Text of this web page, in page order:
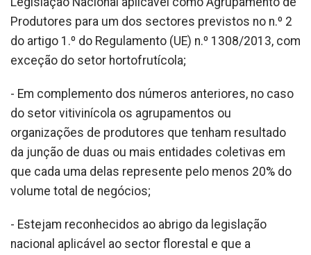
Produtores para um dos sectores previstos no n.º 2
do artigo 1.º do Regulamento (UE) n.º 1308/2013, com
exceção do setor hortofrutícola;
- Em complemento dos números anteriores, no caso
do setor vitivinícola os agrupamentos ou
organizações de produtores que tenham resultado
da junção de duas ou mais entidades coletivas em
que cada uma delas represente pelo menos 20% do
volume total de negócios;
- Estejam reconhecidos ao abrigo da legislação
nacional aplicável ao sector florestal e que a